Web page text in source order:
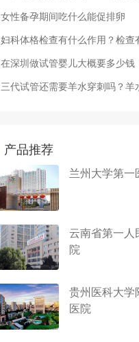
女性备孕期间吃什么能促排卵
妇科体格检查有什么作用？检查有哪些
在深圳做试管婴儿大概要多少钱（深圳做试管
三代试管还需要羊水穿刺吗？羊水穿刺到底安不
产品推荐
兰州大学第一
云南省第一人
院
贵州医科大学
医院